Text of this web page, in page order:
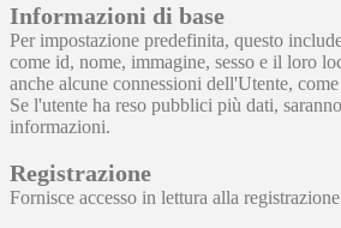
Informazioni di base
Per impostazione predefinita, questo
come id, nome, immagine, sesso e il loro
anche alcune connessioni dell'Utente,
Se l'utente ha reso pubblici più dati,
informazioni.
Registrazione
Fornisce accesso in lettura alla